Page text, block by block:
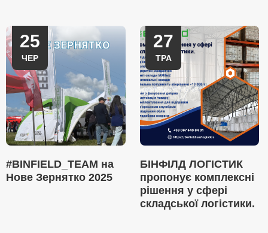
25
ЧЕР
#BINFIELD_TEAM на
Нове Зернятко 2025
27
ТРА
БІНФІЛД ЛОГІСТИК
пропонує комплексні
рішення у сфері
складської логістики.